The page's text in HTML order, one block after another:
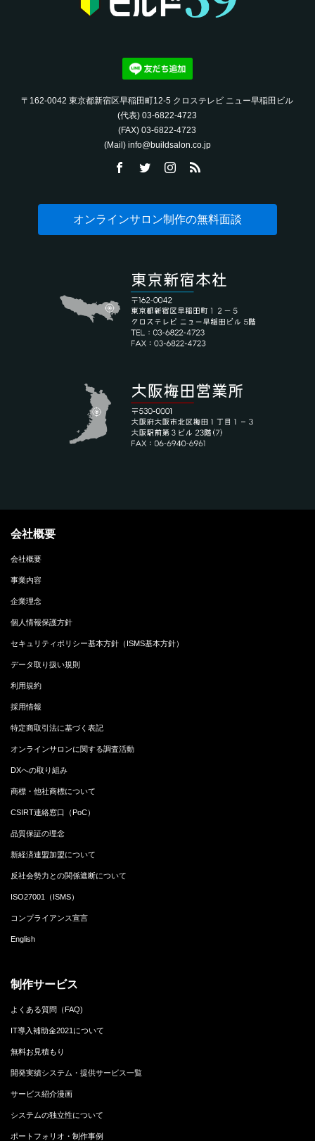
〒162-0042 東京都新宿区早稲田町12-5 クロステレビ ニュー早稲田ビル
(代表) 03-6822-4723‬
(FAX) 03-6822-4723‬
(Mail) info@buildsalon.co.jp
オンラインサロン制作の無料面談
会社概要
会社概要
事業内容
企業理念
個人情報保護方針
セキュリティポリシー基本方針（ISMS基本方針）
データ取り扱い規則
利用規約
採用情報
特定商取引法に基づく表記
オンラインサロンに関する調査活動
DXへの取り組み
商標・他社商標について
CSIRT連絡窓口（PoC）
品質保証の理念
新経済連盟加盟について
反社会勢力との関係遮断について
ISO27001（ISMS）
コンプライアンス宣言
English
制作サービス
よくある質問（FAQ)
IT導入補助金2021について
無料お見積もり
開発実績システム・提供サービス一覧
サービス紹介漫画
システムの独立性について
ポートフォリオ・制作事例